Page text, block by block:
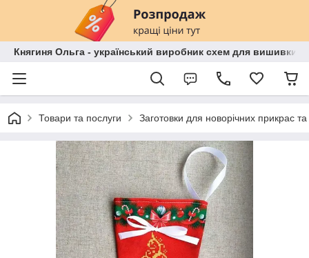
Княгиня Ольга - український виробник схем для вишивки
Товари та послуги Заготовки для новорічних прикрас